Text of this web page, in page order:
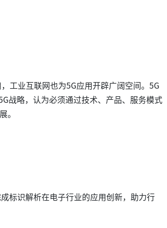
工业互联网也为5G应用开辟广阔空间。5G
战略，认为必须通过技术、产品、服务模式
。
标识解析在电子行业的应用创新，助力行